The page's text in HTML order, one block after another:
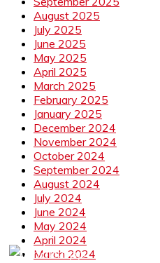
August 2025
July 2025
June 2025
May 2025
April 2025
March 2025
February 2025
January 2025
December 2024
November 2024
October 2024
September 2024
August 2024
July 2024
June 2024
May 2024
April 2024
March 2024